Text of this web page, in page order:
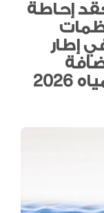
إحاطة
إطار